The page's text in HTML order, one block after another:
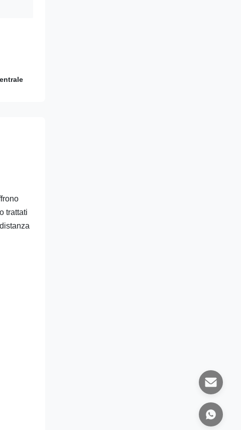
trattati